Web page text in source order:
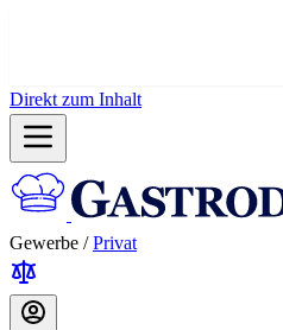
Direkt zum Inhalt
Gewerbe / Privat